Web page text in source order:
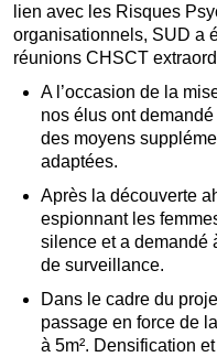
lien avec les Risques
organisationnels, SUD a
réunions CHSCT
A l’occasion de la
nos élus ont
des moyens
adaptées.
Après la découverte
espionnant les
silence et a demandé
de surveillance.
Dans le cadre du
passage en force de
à 5m². Densification